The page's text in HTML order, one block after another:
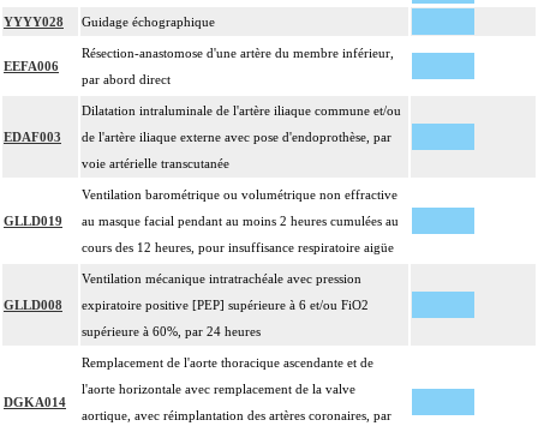
4
- décision de l'indication et choix de la technique
- définition des protocoles de remplissage
- décision d'assistance circulatoire.
4 La suture d'un vaisseau inclut l'angioplastie d'élargissement.
4
Les actes sur le thorax, par thoracoscopie incluent l'évacuation de collection
intrathoracique associée, la pose de drain pleural et/ou péricardique.
Les actes avec dérivation vasculaire [shunt] incluent la pose d'une dérivation
YYYY028 Guidage échographique
EEFA006
Résection-anastomose d'une artère du membre inférieur,
par abord direct
EDAF003
Dilatation intraluminale de l'artère iliaque commune et/ou
de l'artère iliaque externe avec pose d'endoprothèse, par
voie artérielle transcutanée
GLLD019
Ventilation barométrique ou volumétrique non effractive
au masque facial pendant au moins 2 heures cumulées au
cours des 12 heures, pour insuffisance respiratoire aigüe
GLLD008
Ventilation mécanique intratrachéale avec pression
expiratoire positive [PEP] supérieure à 6 et/ou FiO2
supérieure à 60%, par 24 heures
DGKA014
Remplacement de l'aorte thoracique ascendante et de
l'aorte horizontale avec remplacement de la valve
aortique, avec réimplantation des artères coronaires, par